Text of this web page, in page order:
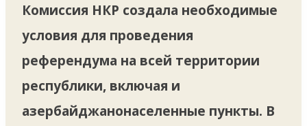
Комиссия НКР создала необходимые
условия для проведения
референдума на всей территории
республики, включая и
азербайджанонаселенные пункты. В